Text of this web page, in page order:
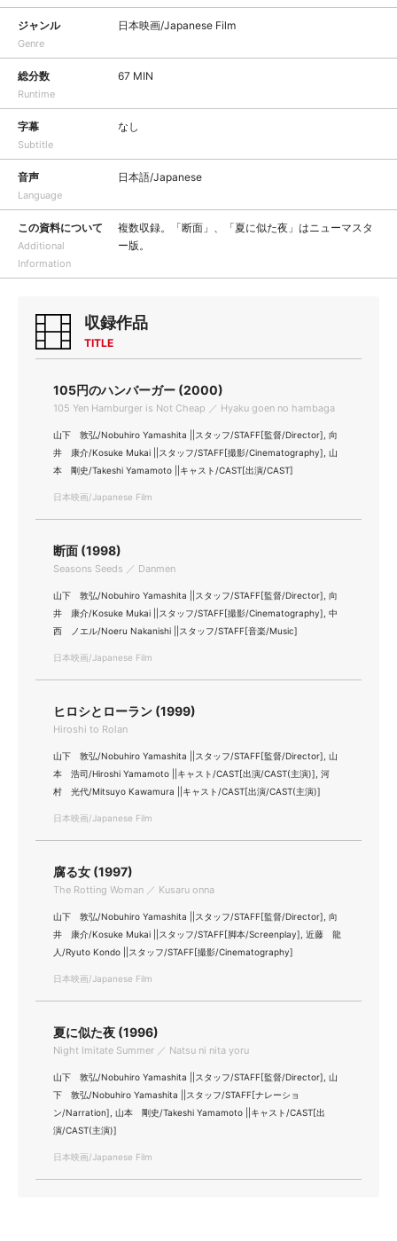
ジャンル
Genre
日本映画/Japanese Film
総分数
Runtime
67 MIN
字幕
Subtitle
なし
音声
Language
日本語/Japanese
この資料について
Additional
Information
複数収録。「断面」、「夏に似た夜」はニューマスタ
ー版。
収録作品
TITLE
105円のハンバーガー (2000)
105 Yen Hamburger is Not Cheap ／ Hyaku goen no hambaga
山下 敦弘/Nobuhiro Yamashita ||スタッフ/STAFF[監督/Director], 向
井 康介/Kosuke Mukai ||スタッフ/STAFF[撮影/Cinematography], 山
本 剛史/Takeshi Yamamoto ||キャスト/CAST[出演/CAST]
日本映画/Japanese Film
断面 (1998)
Seasons Seeds ／ Danmen
山下 敦弘/Nobuhiro Yamashita ||スタッフ/STAFF[監督/Director], 向
井 康介/Kosuke Mukai ||スタッフ/STAFF[撮影/Cinematography], 中
西 ノエル/Noeru Nakanishi ||スタッフ/STAFF[音楽/Music]
日本映画/Japanese Film
ヒロシとローラン (1999)
Hiroshi to Rolan
山下 敦弘/Nobuhiro Yamashita ||スタッフ/STAFF[監督/Director], 山
本 浩司/Hiroshi Yamamoto ||キャスト/CAST[出演/CAST(主演)], 河
村 光代/Mitsuyo Kawamura ||キャスト/CAST[出演/CAST(主演)]
日本映画/Japanese Film
腐る女 (1997)
The Rotting Woman ／ Kusaru onna
山下 敦弘/Nobuhiro Yamashita ||スタッフ/STAFF[監督/Director], 向
井 康介/Kosuke Mukai ||スタッフ/STAFF[脚本/Screenplay], 近藤 龍
人/Ryuto Kondo ||スタッフ/STAFF[撮影/Cinematography]
日本映画/Japanese Film
夏に似た夜 (1996)
Night Imitate Summer ／ Natsu ni nita yoru
山下 敦弘/Nobuhiro Yamashita ||スタッフ/STAFF[監督/Director], 山
下 敦弘/Nobuhiro Yamashita ||スタッフ/STAFF[ナレーショ
ン/Narration], 山本 剛史/Takeshi Yamamoto ||キャスト/CAST[出
演/CAST(主演)]
日本映画/Japanese Film